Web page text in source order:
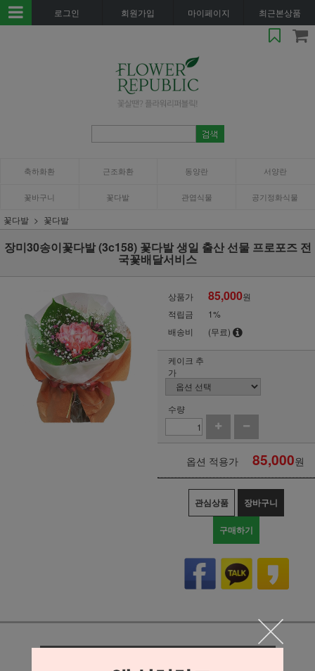
로그인 회원가입 마이페이지 최근본상품
축하화환 근조화환 동양란 서양란
꽃바구니 꽃다발 관엽식물 공기정화식물
꽃다발 꽃다발
장미30송이꽃다발 (3c158) 꽃다발 생일 출산 선물 프로포즈 전
국꽃배달서비스
상품가 85,000원
적립금
1%
배송비
(무료)
케이크 추
가
수량
옵션 적용가 85,000원
관심상품 장바구니
구매하기